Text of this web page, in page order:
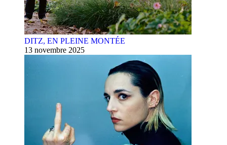
DITZ, EN PLEINE MONTÉE
13 novembre 2025